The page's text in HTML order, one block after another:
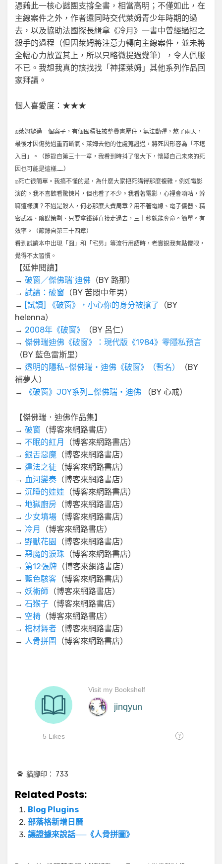
憑藉此一核心謎團支撐全書，相當高明；不僅如此，在
主線案件之外，作者還同時交代萊姆青少年時期的過
去，以及協助法國探長緝拿《冷月》一書中曾經過招之
殺手的過程（但因萊姆將注意力轉向主線案件，並未將
全幅心力放置其上，所以只略微提過幾筆），令人佩服
不已。我想我真的該找找「神探萊姆」其他系列作品回
家拜讀。
個人喜愛度：★★★
◎萊姆辦過一個案子，有個囤積狂被整疊書壓住，無法動彈，熬了兩天，
最後才因傷勢過重而斷氣。萊姆去他的住處蒐證過，將死因形容為「不堪
入目」。（節錄自第三十一章，我看到時抖了很大下，懷疑自己未來的死
因也可能是這樣……）
◎死亡很簡單。我搞不懂的是，為什麼大家把死講得那麼複雜，例如電影
演的。我不喜歡看驚悚片，但也看了不少。我看著電影，心裡會嘀咕，幹
嘛這樣演？不過是殺人，何必那麼大費周章？用不著電線、電子儀器、精
密武器、陰謀策劃、只要拿鐵錘直接走過去，三十秒就能奪命。簡單。有
效率。（節錄自第三十四章）
看到試讀本中出現「囧」和「宅男」等流行用語時，老實說我有點傻眼，
覺得不太習慣。
【延伸閱讀】
→ 破窗／傑佛瑞˙迪佛 （BY 路那）
→ 試讀：破窗 （BY 苦悶中年男）
→ [試讀] 《破窗》，小心你的身分被搶了
（BY
helenna）
→ 2008年《破窗》
（BY 呂仁）
→ 傑佛瑞迪佛《破窗》：現代版《1984》零隱私預言
（BY 藍色雷斯里）
→ 透明的隱私–傑佛瑞‧迪佛《破窗》（暫名）
（BY
補夢人）
→
《破窗》JOY系列_傑佛瑞‧迪佛 （BY 心戒）
【傑佛瑞．迪佛作品集】
→ 破窗 （博客來網路書店）
→ 不眠的紅月
（博客來網路書店）
→ 銀舌惡魔 （博客來網路書店）
→ 違法之徒 （博客來網路書店）
→ 血河變奏 （博客來網路書店）
→ 沉睡的娃娃 （博客來網路書店）
→ 地獄廚房 （博客來網路書店）
→ 少女墳場 （博客來網路書店）
→ 冷月
（博客來網路書店）
→ 野獸花園
（博客來網路書店）
→ 惡魔的淚珠 （博客來網路書店）
→ 第12張牌 （博客來網路書店）
→ 藍色駭客 （博客來網路書店）
→ 妖術師 （博客來網路書店）
→ 石猴子 （博客來網路書店）
→ 空椅 （博客來網路書店）
→ 棺材舞者 （博客來網路書店）
→ 人骨拼圖 （博客來網路書店）
貓腳印： 733
Related Posts:
Blog Plugins
部落格新增日曆
讓證據來說話──《人骨拼圖》